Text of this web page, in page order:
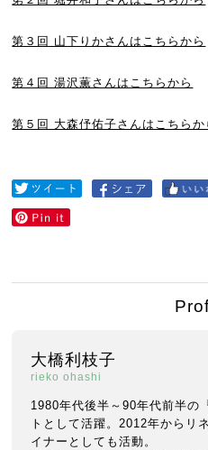
第３回 山下りかさんはこちらから
第４回 湯沢薫さんはこちらから
第５回 大森伃佑子さんはこちらか
大橋利枝子
rieko ohashi
1980年代後半～90年代前半の
トとして活躍。2012年からリ
イナーとしても活動。